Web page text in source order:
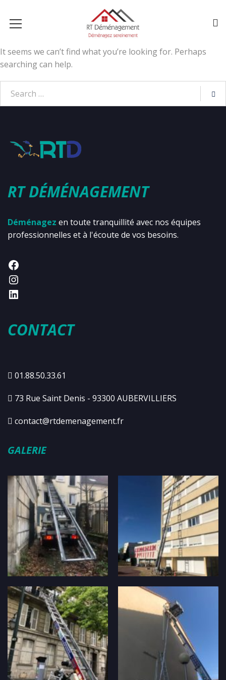
It seems we can’t find what you’re looking for. Perhaps
searching can help.
RT DÉMÉNAGEMENT
Déménagez en toute tranquillité avec nos équipes
professionnelles et à l'écoute de vos besoins.
CONTACT
01.88.50.33.61
73 Rue Saint Denis - 93300 AUBERVILLIERS
contact@rtdemenagement.fr
GALERIE